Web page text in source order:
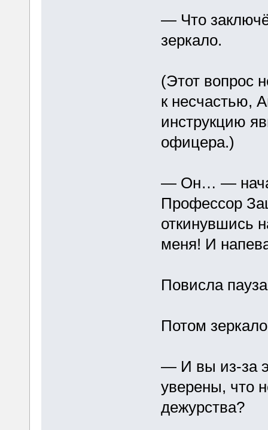
— Что
зеркало.
(Этот вопрос
к несчастью,
инструкцию
офицера.)
— Он… —
Профессор
откинувшись
меня! И
Повисла
Потом
— И вы из-за
уверены, что
дежурства?